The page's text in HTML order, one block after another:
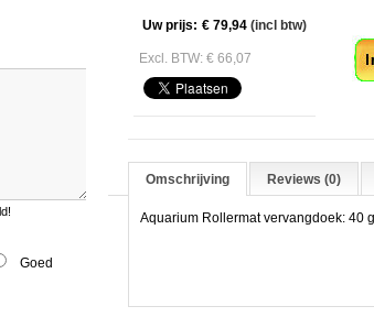
Goed
Uw prijs: € 79,94 (incl btw)
Excl. BTW: € 66,07
Omschrijving Reviews (0)
Aquarium Rollermat vervangdoek: 40 g